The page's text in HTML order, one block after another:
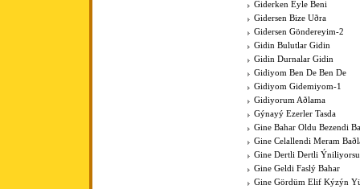
Giderken Eyle Beni
Gidersen Bize Uðra
Gidersen Göndereyim-2
Gidin Bulutlar Gidin
Gidin Durnalar Gidin
Gidiyom Ben De Ben De
Gidiyom Gidemiyom-1
Gidiyorum Aðlama
Gýnayý Ezerler Tasda
Gine Bahar Oldu Bezendi
Gine Celallendi Meram
Gine Dertli Dertli
Gine Geldi Faslý Bahar
Gine Gördüm Elif Kýzýn